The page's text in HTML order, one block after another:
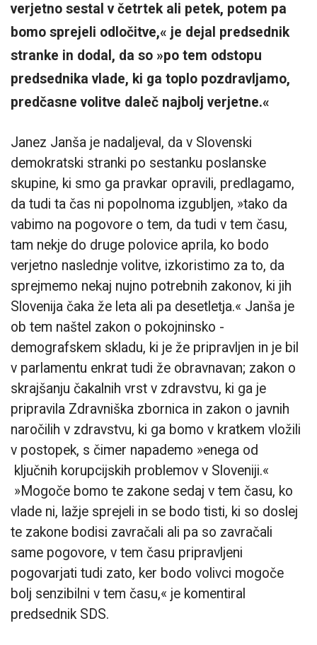
verjetno sestal v četrtek ali petek, potem pa
bomo sprejeli odločitve,« je dejal predsednik
stranke in dodal, da so »po tem odstopu
predsednika vlade, ki ga toplo pozdravljamo,
predčasne volitve daleč najbolj verjetne.«
Janez Janša je nadaljeval, da v Slovenski
demokratski stranki po sestanku poslanske
skupine, ki smo ga pravkar opravili, predlagamo,
da tudi ta čas ni popolnoma izgubljen, »tako da
vabimo na pogovore o tem, da tudi v tem času,
tam nekje do druge polovice aprila, ko bodo
verjetno naslednje volitve, izkoristimo za to, da
sprejmemo nekaj nujno potrebnih zakonov, ki jih
Slovenija čaka že leta ali pa desetletja.« Janša je
ob tem naštel zakon o pokojninsko -
demografskem skladu, ki je že pripravljen in je bil
v parlamentu enkrat tudi že obravnavan; zakon o
skrajšanju čakalnih vrst v zdravstvu, ki ga je
pripravila Zdravniška zbornica in zakon o javnih
naročilih v zdravstvu, ki ga bomo v kratkem vložili
v postopek, s čimer napademo »enega od
ključnih korupcijskih problemov v Sloveniji.«
»Mogoče bomo te zakone sedaj v tem času, ko
vlade ni, lažje sprejeli in se bodo tisti, ki so doslej
te zakone bodisi zavračali ali pa so zavračali
same pogovore, v tem času pripravljeni
pogovarjati tudi zato, ker bodo volivci mogoče
bolj senzibilni v tem času,« je komentiral
predsednik SDS.